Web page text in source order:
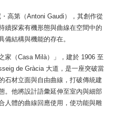
高第（Antoni Gaudi），其創作從
續探索有機形態與曲線在空間中的
備結構與機能的存在。
家（Casa Milà）」，建於 1906 至
de Gràcia 大道，是一座突破當
石材立面與自由曲線，打破傳統建
。他將設計語彙延伸至室內與細部
人體的曲線回應使用，使功能與雕